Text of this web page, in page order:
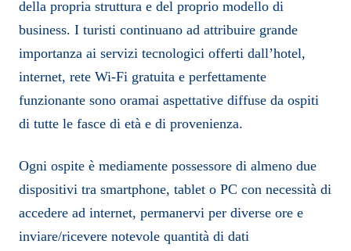
della propria struttura e del proprio modello di
business. I turisti continuano ad attribuire grande
importanza ai servizi tecnologici offerti dall’hotel,
internet, rete Wi-Fi gratuita e perfettamente
funzionante sono oramai aspettative diffuse da ospiti
di tutte le fasce di età e di provenienza.
Ogni ospite è mediamente possessore di almeno due
dispositivi tra smartphone, tablet o PC con necessità di
accedere ad internet, permanervi per diverse ore e
inviare/ricevere notevole quantità di dati